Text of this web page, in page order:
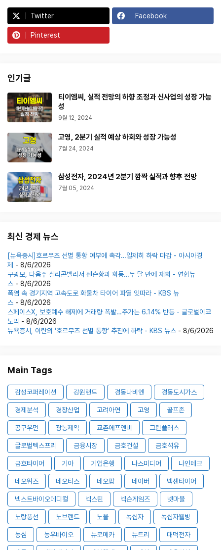
Twitter Facebook
Pinterest
인기글
티이엠씨, 실적 전망의 하향 조정과 신사업의 성장 가능
성
9월 12, 2024
고영, 2분기 실적 예상 하회와 성장 가능성
7월 24, 2024
삼성전자, 2024년 2분기 깜짝 실적과 향후 전망
7월 05, 2024
최신 경제 뉴스
[뉴욕증시]호르무즈 선별 통항 여부에 촉각…일제히 하락 마감 - 아시아경
제 - 8/6/2026
구광모, 다음주 실리콘밸리서 젠슨황과 회동…두 달 만에 재회 - 연합뉴
스 - 8/6/2026
폭염 속 경기지역 고속도로 화물차 타이어 파열 잇따라 - KBS 뉴
스 - 8/6/2026
스페이스X, 보호예수 해제에 거래량 폭발…주가는 6.14% 반등 - 글로벌이코
노믹 - 8/6/2026
뉴욕증시, 이란의 ‘호르무즈 선별 통항’ 추진에 하락 - KBS 뉴스 - 8/6/2026
Main Tags
감성코퍼레이션 강원랜드 경동나비엔 경동도시가스
경제분석 경창산업 고려아연 고영 골프존
공구우먼 광동제약 교촌에프앤비 그린플러스
글로벌텍스프리 금융시장 금호건설 금호석유
금호타이어 기아 기업은행 나스미디어 나인테크
네오위즈 네오티스 네오팜 네이버 넥센타이어
넥스트바이오메디컬 넥스틴 넥슨게임즈 넷마블
노랑풍선 노브랜드 노을 녹십자 녹십자웰빙
농심 농우바이오 뉴로메카 뉴트리 대덕전자